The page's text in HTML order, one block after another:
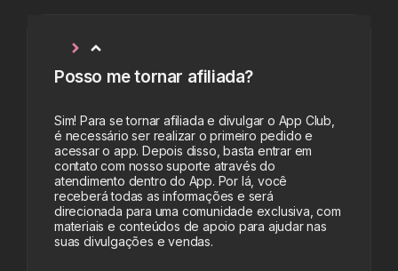
Posso me tornar afiliada?
Sim! Para se tornar afiliada e divulgar o App Club,
é necessário ser realizar o primeiro pedido e
acessar o app. Depois disso, basta entrar em
contato com nosso suporte através do
atendimento dentro do App. Por lá, você
receberá todas as informações e será
direcionada para uma comunidade exclusiva, com
materiais e conteúdos de apoio para ajudar nas
suas divulgações e vendas.